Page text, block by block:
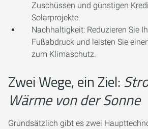
Zuschüssen und günstigen
Solarprojekte.
Nachhaltigkeit: Reduzieren Sie
Fußabdruck und leisten Sie
zum Klimaschutz.
Zwei Wege, ein Ziel:
Wärme von der Sonne
Grundsätzlich gibt es zwei